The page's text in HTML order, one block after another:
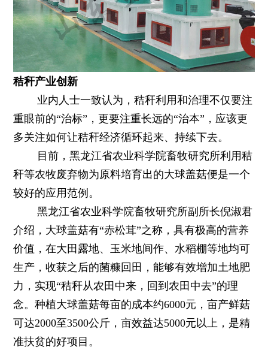
秸秆产业创新
业内人士一致认为，秸秆利用和治理不仅要注
重眼前的“治标”，更要注重长远的“治本”，应该更
多关注如何让秸秆经济循环起来、持续下去。
目前，黑龙江省农业科学院畜牧研究所利用秸
秆等农牧废弃物为原料培育出的大球盖菇便是一个
较好的应用范例。
黑龙江省农业科学院畜牧研究所副所长倪淑君
介绍，大球盖菇有“赤松茸”之称，具有极高的营养
价值，在大田露地、玉米地间作、水稻棚等地均可
生产，收获之后的菌糠回田，能够有效增加土地肥
力，实现“秸秆从农田中来，回到农田中去”的理
念。种植大球盖菇每亩的成本约6000元，亩产鲜菇
可达2000至3500公斤，亩效益达5000元以上，是精
准扶贫的好项目。